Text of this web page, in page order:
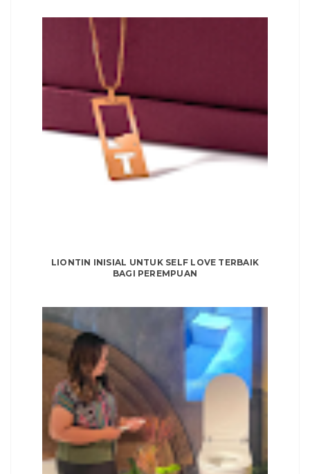
LIONTIN INISIAL UNTUK SELF LOVE TERBAIK
BAGI PEREMPUAN